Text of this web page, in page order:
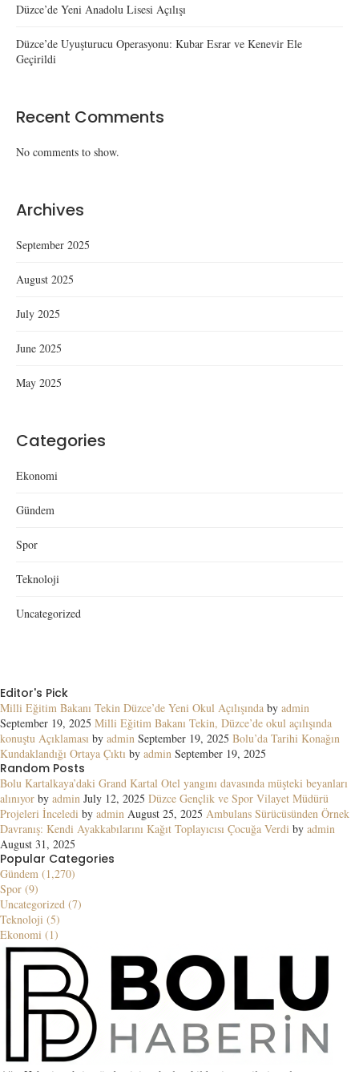
Düzce’de Yeni Anadolu Lisesi Açılışı
Düzce’de Uyuşturucu Operasyonu: Kubar Esrar ve Kenevir Ele
Geçirildi
Recent Comments
No comments to show.
Archives
September 2025
August 2025
July 2025
June 2025
May 2025
Categories
Ekonomi
Gündem
Spor
Teknoloji
Uncategorized
Editor's Pick
Milli Eğitim Bakanı Tekin Düzce’de Yeni Okul Açılışında by admin
September 19, 2025 Milli Eğitim Bakanı Tekin, Düzce’de okul açılışında
konuştu Açıklaması by admin September 19, 2025 Bolu’da Tarihi Konağın
Kundaklandığı Ortaya Çıktı by admin September 19, 2025
Random Posts
Bolu Kartalkaya’daki Grand Kartal Otel yangını davasında müşteki beyanları
alınıyor by admin July 12, 2025 Düzce Gençlik ve Spor Vilayet Müdürü
Projeleri İnceledi by admin August 25, 2025 Ambulans Sürücüsünden Örnek
Davranış: Kendi Ayakkabılarını Kağıt Toplayıcısı Çocuğa Verdi by admin
August 31, 2025
Popular Categories
Gündem (1,270)
Spor (9)
Uncategorized (7)
Teknoloji (5)
Ekonomi (1)
Ağrı Haberin şehrin gündemini en hızlı şekilde ziyaretçilerine ulaştıran